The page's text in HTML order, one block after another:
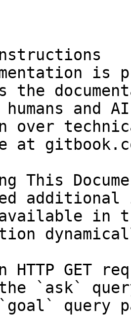
is
the
and
over
at
This
in
HTTP GET
`ask`
query